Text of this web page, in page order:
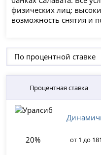
физических лиц:
возможность снятия и
По процентной ставке
Процентная ставка
20% от 1 до